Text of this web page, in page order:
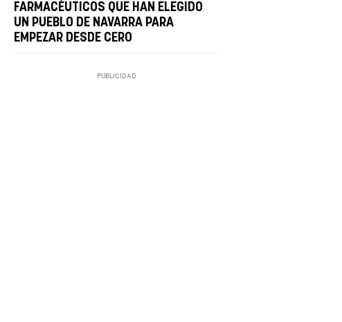
FARMACÉUTICOS QUE HAN ELEGIDO
UN PUEBLO DE NAVARRA PARA
EMPEZAR DESDE CERO